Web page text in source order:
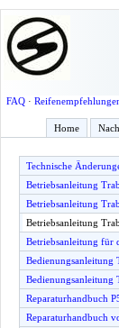
FAQ·
Home
Technische
Betriebsanleitung
Betriebsanleitung
Betriebsanleitung
Betriebsanleitung für
Bedienungsanleitung
Bedienungsanleitung
Reparaturhandbuch
Reparaturhandbuch